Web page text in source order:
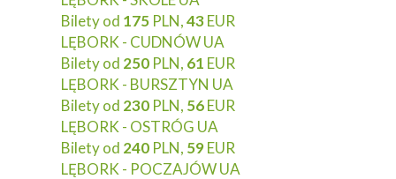
Bilety od 175 PLN,43EUR
LĘBORK - CUDNÓW UA
Bilety od 250 PLN, 61 EUR
LĘBORK - BURSZTYN UA
Bilety od 230 PLN, 56EUR
LĘBORK - OSTRÓG UA
Bilety od 240 PLN, 59EUR
LĘBORK - POCZAJÓW UA